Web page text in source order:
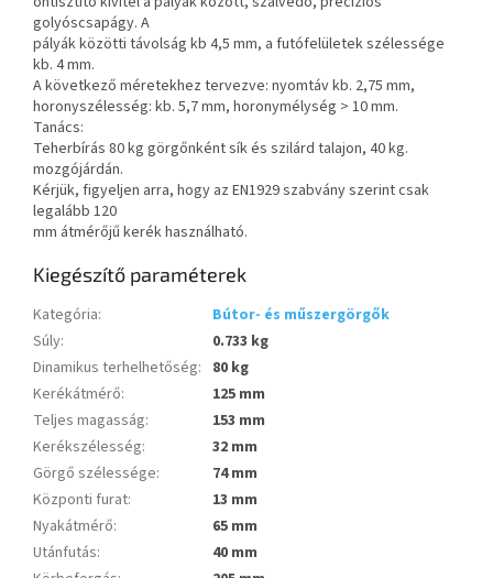
golyóscsapágy. A
pályák közötti távolság kb 4,5 mm, a futófelületek szélessége
kb. 4 mm.
A következő méretekhez tervezve: nyomtáv kb. 2,75 mm,
horonyszélesség: kb. 5,7 mm, horonymélység > 10 mm.
Tanács:
Teherbírás 80 kg görgőnként sík és szilárd talajon, 40 kg.
mozgójárdán.
Kérjük, figyeljen arra, hogy az EN1929 szabvány szerint csak
legalább 120
mm átmérőjű kerék használható.
Kiegészítő paraméterek
Kategória:
Bútor- és műszergörgők
Súly:
0.733 kg
Dinamikus terhelhetőség: 80 kg
Kerékátmérő:
125 mm
Teljes magasság:
153 mm
Kerékszélesség:
32 mm
Görgő szélessége:
74 mm
Központi furat:
13 mm
Nyakátmérő:
65 mm
Utánfutás:
40 mm